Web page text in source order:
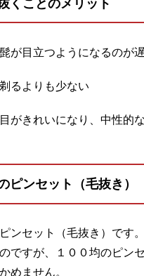
が目立つようになるのが
るよりも少ない
がきれいになり、中性的
ピンセット（毛抜き）
ンセット（毛抜き）です。
ですが、１００均のピン
めません。